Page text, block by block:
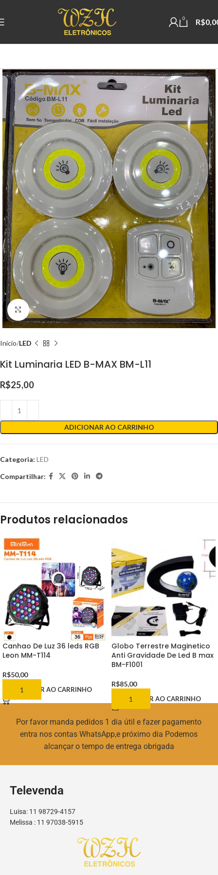
0 R$
Clique para ampliar
Início LED
Kit Luminaria LED B-MAX BM-L11
R$25,00
ADICIONAR AO CARRINHO
Categoria: LED
Compartilhar:
Produtos relacionados
Canhao De Luz 36 leds RGB
Leon MM-T114
R$50,00
ADICIONAR AO CARRINHO
Globo Terrestre Maginetico
Anti Gravidade De Led B max
BM-F1001
R$85,00
ADICIONAR AO CARRINHO
Por favor manda pedidos 1 dia útil e fazer pagamento
entra nos contas WhatsApp,e próximo dia Podemos
alcançar o tempo de entrega obrigada
Televenda
Luisa: 11 98729-4157
Melissa : 11 97038-5915